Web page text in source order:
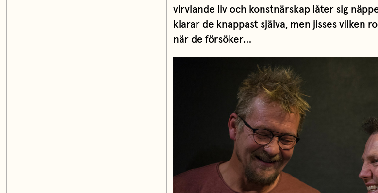
virvlande liv och konstnärskap låter sig
klarar de knappast själva, men jisses vilken
när de försöker…